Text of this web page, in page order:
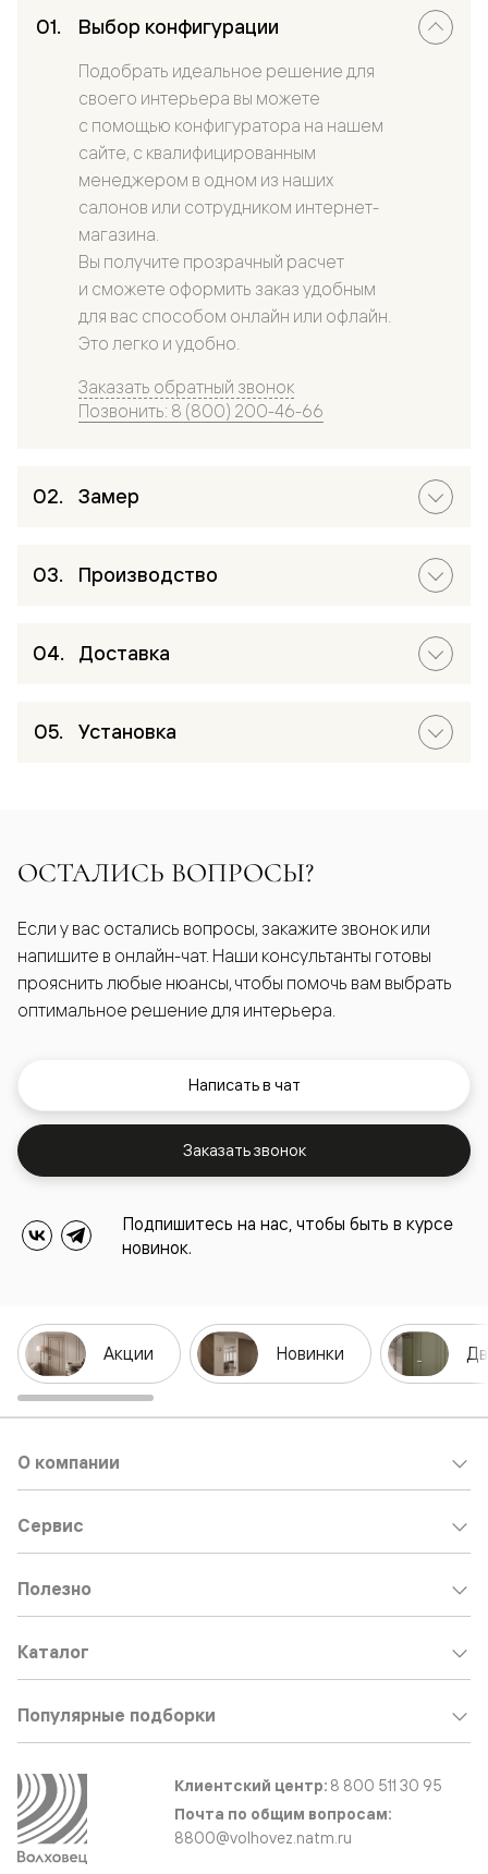
Выбор конфигурации
Подобрать идеальное решение для
своего интерьера вы можете
с помощью конфигуратора на нашем
сайте, с квалифицированным
менеджером в одном из наших
салонов или сотрудником интернет-
магазина.
Вы получите прозрачный расчет
и сможете оформить заказ удобным
для вас способом онлайн или офлайн.
Это легко и удобно.
Заказать обратный звонок
Позвонить: 8 (800) 200-46-66
Замер
Производство
Доставка
Установка
ОСТАЛИСЬ ВОПРОСЫ?
Если у вас остались вопросы, закажите звонок или
напишите в онлайн-чат. Наши консультанты готовы
прояснить любые нюансы, чтобы помочь вам выбрать
оптимальное решение для интерьера.
Написать в чат
Заказать звонок
Подпишитесь на нас, чтобы быть в курсе
новинок.
Акции Новинки
О компании
Сервис
Полезно
Каталог
Популярные подборки
Клиентский центр: 8 800 511 30 95
Почта по общим вопросам:
8800@volhovez.natm.ru